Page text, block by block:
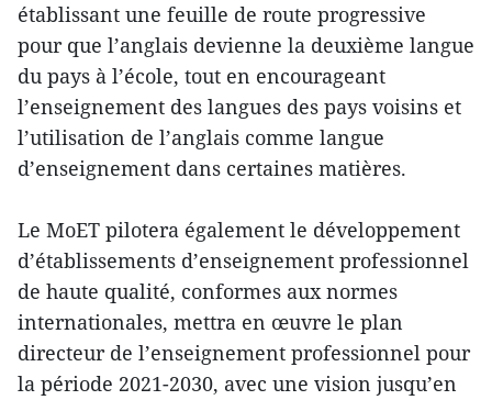
établissant une feuille de route progressive
pour que l’anglais devienne la deuxième langue
du pays à l’école, tout en encourageant
l’enseignement des langues des pays voisins et
l’utilisation de l’anglais comme langue
d’enseignement dans certaines matières.
Le MoET pilotera également le développement
d’établissements d’enseignement professionnel
de haute qualité, conformes aux normes
internationales, mettra en œuvre le plan
directeur de l’enseignement professionnel pour
la période 2021-2030, avec une vision jusqu’en